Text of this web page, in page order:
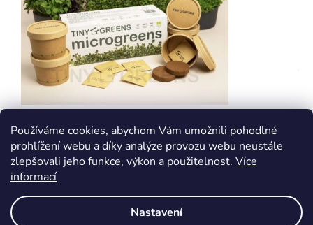
Používáme cookies, abychom Vám umožnili pohodlné
prohlížení webu a díky analýze provozu webu neustále
zlepšovali jeho funkce, výkon a použitelnost. Více
informací
Nastavení
Pěstební sada Microgreens Tiny Greens
Skladem
Hrášek
a
DETAIL